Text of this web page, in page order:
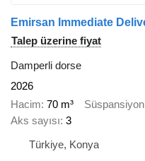
Talep üzerine fiyat
Damperli dorse
2026
Hacim 70 m³ Süspansiyon
Aks sayısı 3
Türkiye, Konya